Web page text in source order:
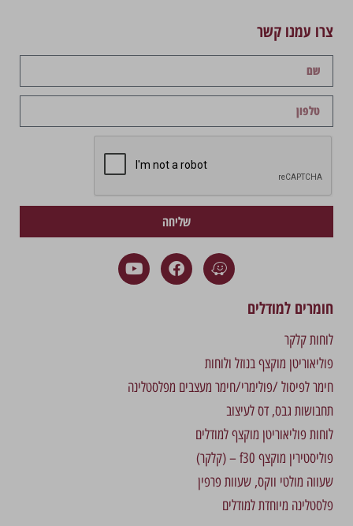
צרו עמנו קשר
שליחה
חומרים למודלים
לוחות קלקר
פוליאוריטן מוקצף בנוזל ולוחות
חימר לפיסול /פולימרי/חימר מעצבים מפלסטלינה
תחבושות גבס, דס לעיצוב
לוחות פוליאוריטן מוקצף למודלים
פוליסטירין מוקצף f30 – (קלקר)
שעווה מולטי ווקס, שעוות פרפין
פלסטלינה מיוחדת למודלים